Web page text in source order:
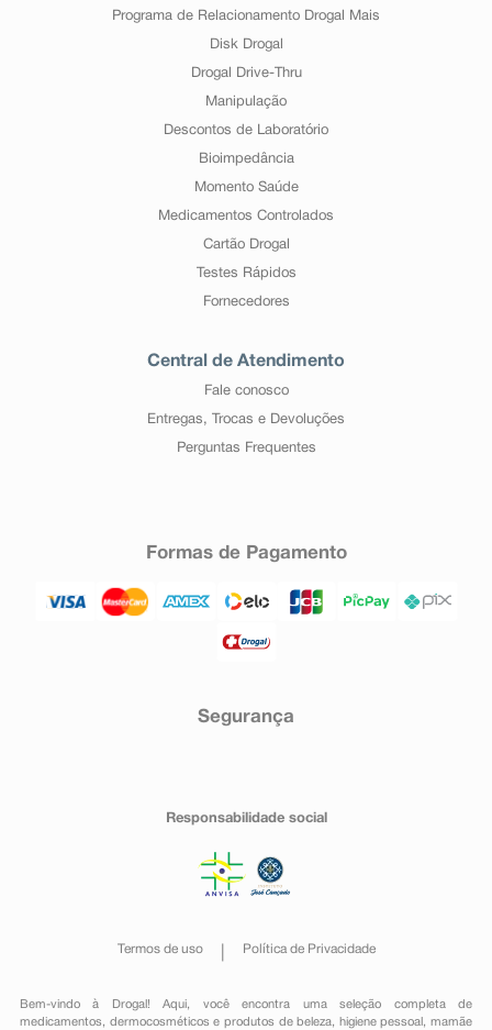
Programa de Relacionamento Drogal Mais
Disk Drogal
Drogal Drive-Thru
Manipulação
Descontos de Laboratório
Bioimpedância
Momento Saúde
Medicamentos Controlados
Cartão Drogal
Testes Rápidos
Fornecedores
Central de Atendimento
Fale conosco
Entregas, Trocas e Devoluções
Perguntas Frequentes
Formas de Pagamento
Segurança
Responsabilidade social
Termos de uso Política de Privacidade
Bem-vindo à Drogal! Aqui, você encontra uma seleção completa de
medicamentos , dermocosméticos e produtos de beleza, higiene pessoal ,mamãe